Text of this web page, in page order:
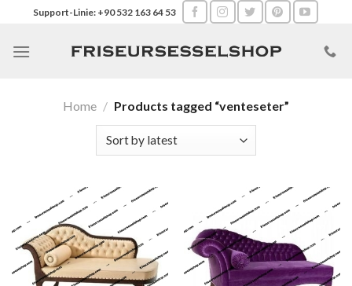
content
Support-Linie: +90 532 163 64 53
Home / Products tagged “venteseter”